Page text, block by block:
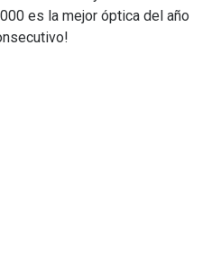
es la mejor óptica del año